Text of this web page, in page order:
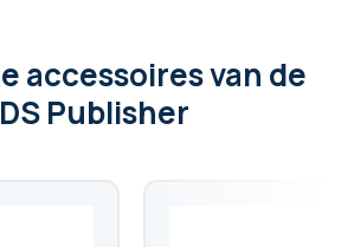
accessoiresvan de
Publisher